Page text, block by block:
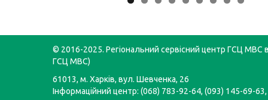
© 2016-2025. Регіональний сервісний центр ГСЦ МВС в
ГСЦ МВС)
61013, м. Харків, вул. Шевченка, 26
Інформаційний центр: (068) 783-92-64, (093) 145-69-